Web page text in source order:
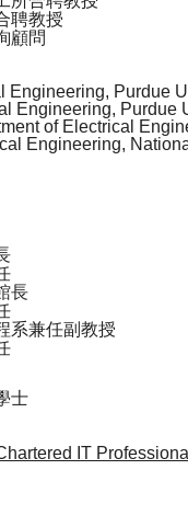
聘教授
顧問
Engineering, Purdue
Engineering, Purdue
of Electrical
Engineering,
長
系兼任副教授
士
IT